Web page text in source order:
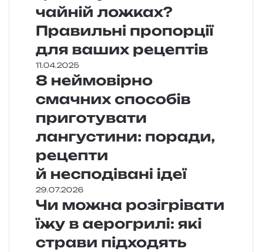
чайній ложках?
Правильні пропорції
для ваших рецептів
11.04.2025
8 неймовірно
смачних способів
приготувати
лангустини: поради,
рецепти
й несподівані ідеї
29.07.2026
Чи можна розігрівати
їжу в аерогрилі: які
страви підходять